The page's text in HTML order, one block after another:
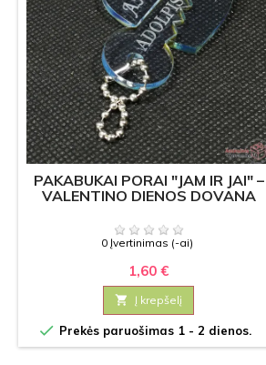
PAKABUKAI PORAI "JAM IR JAI" –
VALENTINO DIENOS DOVANA
0 Įvertinimas (-ai)
1,60 €
 Į krepšelį
 Prekės paruošimas 1 - 2 dienos.